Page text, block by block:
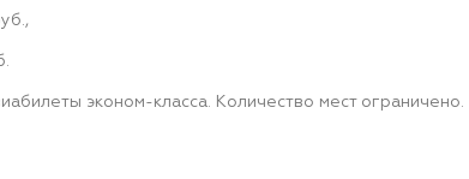
эконом-класса. Количество мест ограничено.